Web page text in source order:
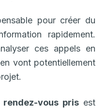
pour créer du
rapidement.
ces appels en
vont potentiellement
rendez-vous pris est